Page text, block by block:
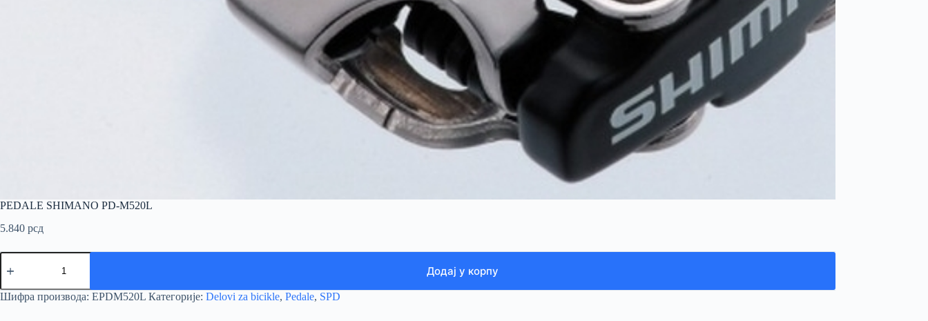
PEDALE SHIMANO PD-M520L
5.840 рсд
PEDALE
SHIMANO
M520L
количина
Додај у корпу
Шифра производа: EPDM520L Категорије: Delovi za bicikle, Pedale, SPD